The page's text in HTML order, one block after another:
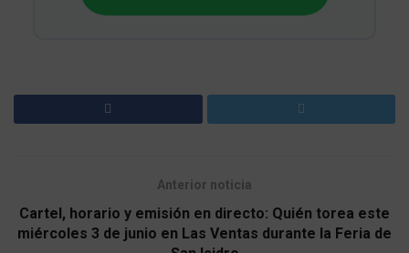
Anterior noticia
Cartel, horario y emisión en directo: Quién torea este
miércoles 3 de junio en Las Ventas durante la Feria de